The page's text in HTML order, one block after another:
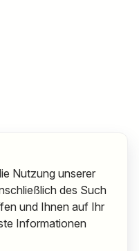
Nutzung unserer
des Such
und Ihnen auf Ihr
Informationen